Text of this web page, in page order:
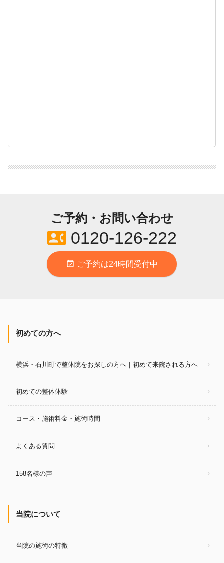
ご予約・お問い合わせ
contact_phone0120-126-222
event_available ご予約は24時間受付中
初めての方へ
横浜・石川町で整体院をお探しの方へ｜初めて来院される方へ
初めての整体体験
コース・施術料金・施術時間
よくある質問
158名様の声
当院について
当院の施術の特徴